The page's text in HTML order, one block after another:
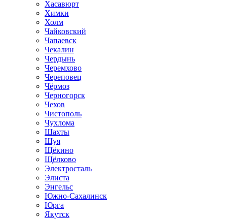
Хасавюрт
Химки
Холм
Чайковский
Чапаевск
Чекалин
Чердынь
Черемхово
Череповец
Чёрмоз
Черногорск
Чехов
Чистополь
Чухлома
Шахты
Шуя
Щёкино
Щёлково
Электросталь
Элиста
Энгельс
Южно-Сахалинск
Юрга
Якутск